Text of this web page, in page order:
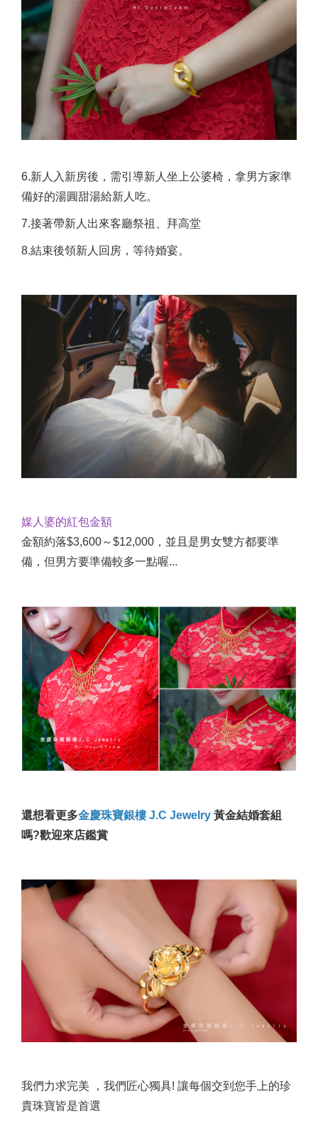
6.新人入新房後，需引導新人坐上公婆椅，拿男方家準
備好的湯圓甜湯給新人吃。
7.接著帶新人出來客廳祭祖、拜高堂
8.結束後領新人回房，等待婚宴。
媒人婆的紅包金額
金額約落$3,600～$12,000，並且是男女雙方都要準
備，但男方要準備較多一點喔...
還想看更多金慶珠寶銀樓 J.C Jewelry 黃金結婚套組
嗎?歡迎來店鑑賞
我們力求完美 ，我們匠心獨具! 讓每個交到您手上的珍
貴珠寶皆是首選